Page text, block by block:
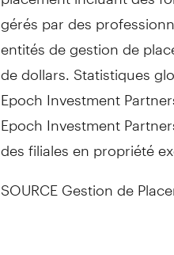
gérés par des
entités de gestion de
de dollars. Statistiques
Epoch Investment
Epoch Investment
des filiales en propriété
SOURCE Gestion de